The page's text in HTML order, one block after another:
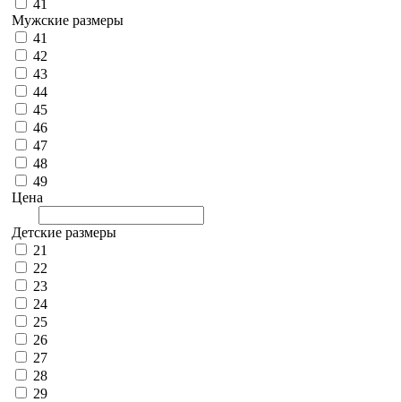
41
Мужские размеры
41
42
43
44
45
46
47
48
49
Цена
Детские размеры
21
22
23
24
25
26
27
28
29